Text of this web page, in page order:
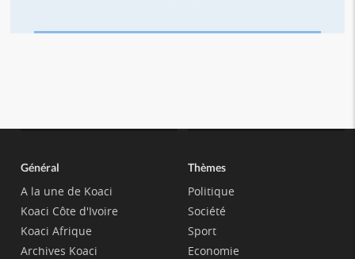
Général
A la une de Koaci
Koaci Côte d'Ivoire
Koaci Afrique
Archives Koaci
Thèmes
Politique
Société
Sport
Economie